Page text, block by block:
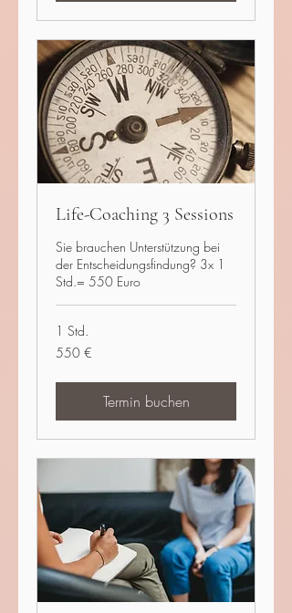
Life-Coaching 3 Sessions
Sie brauchen Unterstützung bei
der Entscheidungsfindung? 3x 1
Std.= 550 Euro
1 Std.
550
Euro
550 €
Termin buchen